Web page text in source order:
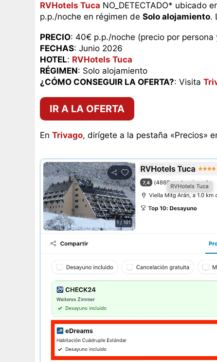
RVHotels Tuca NO_DETECTADO* ubicado
p.p./noche en régimen de Solo alojamiento.
PRECIO: 40€ p.p./noche (precio por persona
FECHAS: Junio 2026
HOTEL: RVHotels Tuca
RÉGIMEN: Solo alojamiento
¿CÓMO CONSEGUIR LA OFERTA?: Visita
IR A LA OFERTA
En Trivago, dirígete a la pestaña «Precios»